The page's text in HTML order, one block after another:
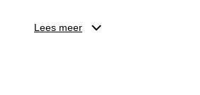
Dankzij het brede aanbod is er
Lees meer